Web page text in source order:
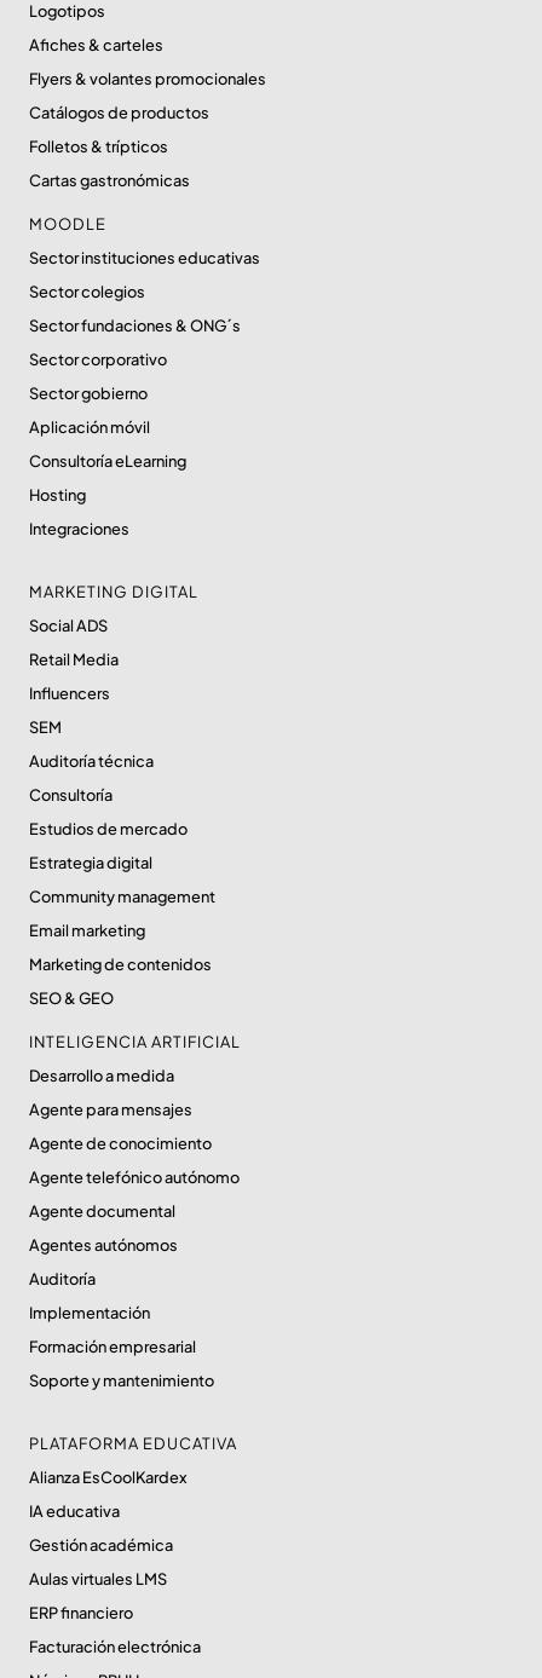
Logotipos
Afiches & carteles
Flyers & volantes promocionales
Catálogos de productos
Folletos & trípticos
Cartas gastronómicas
MOODLE
Sector instituciones educativas
Sector colegios
Sector fundaciones & ONG´s
Sector corporativo
Sector gobierno
Aplicación móvil
Consultoría eLearning
Hosting
Integraciones
MARKETING DIGITAL
Social ADS
Retail Media
Influencers
SEM
Auditoría técnica
Consultoría
Estudios de mercado
Estrategia digital
Community management
Email marketing
Marketing de contenidos
SEO & GEO
INTELIGENCIA ARTIFICIAL
Desarrollo a medida
Agente para mensajes
Agente de conocimiento
Agente telefónico autónomo
Agente documental
Agentes autónomos
Auditoría
Implementación
Formación empresarial
Soporte y mantenimiento
PLATAFORMA EDUCATIVA
Alianza EsCoolKardex
IA educativa
Gestión académica
Aulas virtuales LMS
ERP financiero
Facturación electrónica